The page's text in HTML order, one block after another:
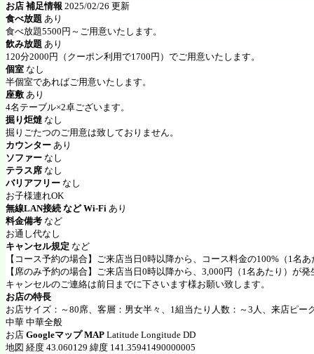
お店 補足情報 2025/02/26 更新
食べ放題 あり
食べ放題5500円～ご用意いたします。
飲み放題 あり
120分2000円（クーポン利用で1700円）でご用意いたします。
個室 なし
半個室であればご用意いたします。
座敷 あり
4名テーブル×2卓ございます。
掘り炬燵 なし
掘りごたつのご用意は致しておりません。
カウンター あり
ソファー なし
テラス席 なし
バリアフリー なし
お子様連れOK
無線LAN接続 など Wi-Fi あり
料金備考 など
お通し代なし
キャンセル規定 など
【コース予約の場合】ご来店当日0時以降から、コース料金の100%（1名
【席のみ予約の場合】ご来店当日0時以降から、3,000円（1名あたり）が発
キャンセルのご連絡は前日までに下さいます様お願い致します。
お店の特長
お店サイズ：～80席、客層：男女半々、1組当たり人数：～3人、来店ピー
中華 中華全般
お店 Googleマップ MAP Latitude Longitude DD
地図 経度 43.060129 緯度 141.35941490000005